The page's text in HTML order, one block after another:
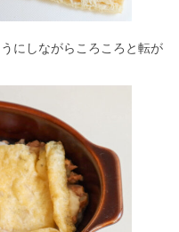
にしながらころころと転が